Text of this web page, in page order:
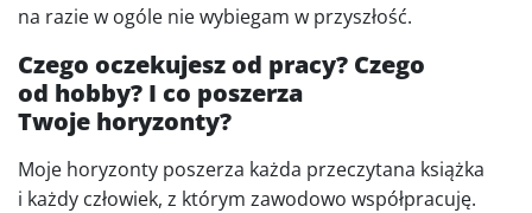
na razie w ogóle nie wybiegam w przyszłość.
Czego oczekujesz od pracy? Czego
od hobby? I co poszerza
Twoje horyzonty?
Moje horyzonty poszerza każda przeczytana książka
i każdy człowiek, z którym zawodowo współpracuję.